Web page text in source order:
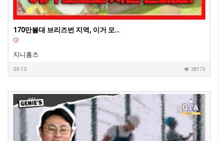
170만불대 브리즈번 지역, 이거 모르고 사면 안돼요! - 호주부동산 지니집 에이전트
지니홈즈
05-13 38175